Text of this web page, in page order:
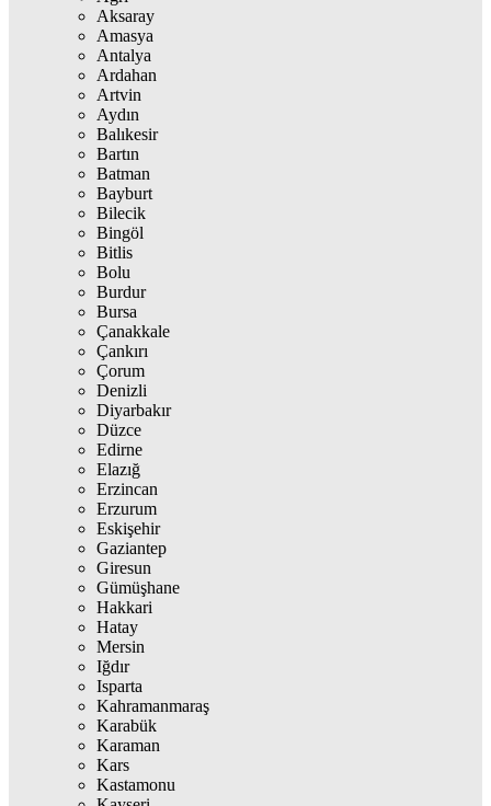
Aksaray
Amasya
Antalya
Ardahan
Artvin
Aydın
Balıkesir
Bartın
Batman
Bayburt
Bilecik
Bingöl
Bitlis
Bolu
Burdur
Bursa
Çanakkale
Çankırı
Çorum
Denizli
Diyarbakır
Düzce
Edirne
Elazığ
Erzincan
Erzurum
Eskişehir
Gaziantep
Giresun
Gümüşhane
Hakkari
Hatay
Mersin
Iğdır
Isparta
Kahramanmaraş
Karabük
Karaman
Kars
Kastamonu